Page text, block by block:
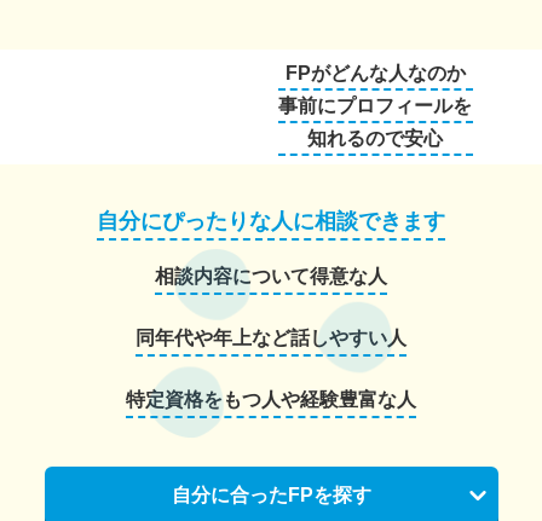
FPがどんな人なのか
事前にプロフィールを
知れるので安心
自分にぴったりな人に相談できます
相談内容について得意な人
同年代や年上など話しやすい人
特定資格をもつ人や経験豊富な人
自分に合ったFPを探す